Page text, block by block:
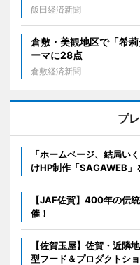
飯田経済新聞
倉敷・美観地区で「希
ーマに28点
倉敷経済新聞
プ
「ホームページ、結局い
けHP制作「SAGAWEB」
【JAF佐賀】400年の伝
催！
【佐賀玉屋】佐賀・近隣
型フード＆プロダクトシ